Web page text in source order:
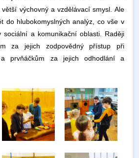
výchovný a vzdělávací smysl. Ale
do hlubokomyslných analýz, co vše v
a komunikační oblasti. Raději
za jejich zodpovědný přístup při
prvňáčkům za jejich odhodlání a